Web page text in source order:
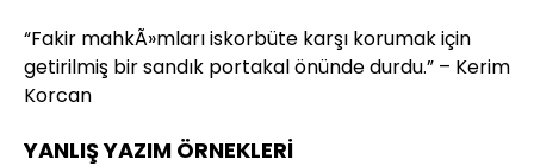
“Fakir mahkÃ»mları iskorbüte karşı korumak için
getirilmiş bir sandık portakal önünde durdu.” – Kerim
Korcan
YANLIŞ YAZIM ÖRNEKLERİ